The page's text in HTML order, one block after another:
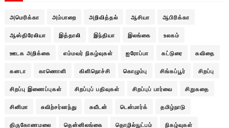
அமெரிக்கா அம்பாறை அறிவித்தல் ஆசியா ஆபிரிக்கா
ஆஸ்திரேலியா இத்தாலி இந்தியா இலங்கை உலகம்
ஊடக அறிக்கை எம்மவர் நிகழ்வுகள் ஐரோப்பா கட்டுரை கவிதை
கனடா காணொளி கிளிநொச்சி கொழும்பு சிங்கப்பூர் சிறப்பு
சிறப்பு இணைப்புகள் சிறப்புப் பதிவுகள் சிறப்புப் பார்வை சிறுகதை
சினிமா சுவிற்சர்லாந்து சுவீடன் டென்மார்க் தமிழ்நாடு
திருகோணமலை தென்னிலங்கை தொழில்நுட்பம் நிகழ்வுகள்